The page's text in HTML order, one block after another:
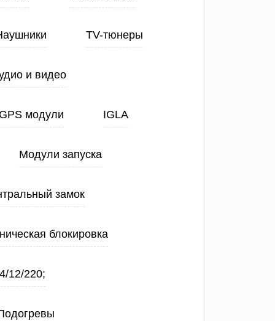
TV-тюнеры
и видео
модули IGLA
Модули запуска
замок
блокировка
12/220;